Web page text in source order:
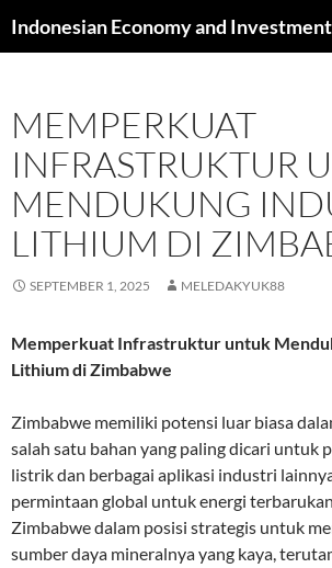
to
MEMPERKUAT
INFRASTRUKTUR
MENDUKUNG
LITHIUM DI
SEPTEMBER 1, 2025 MELEDAKYUK88
Memperkuat Infrastruktur untuk
Lithium di Zimbabwe
Zimbabwe memiliki potensi luar biasa
salah satu bahan yang paling dicari untuk
listrik dan berbagai aplikasi industri
permintaan global untuk energi
Zimbabwe dalam posisi strategis untuk
sumber daya mineralnya yang kaya,